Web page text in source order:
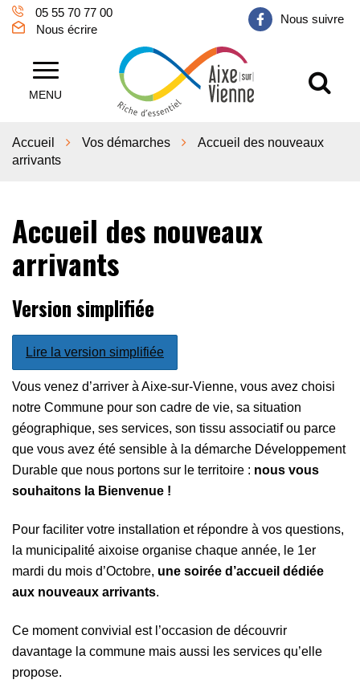
Gestion des traceurs
05 55 70 77 00
Nous écrire
Nous suivre
MENU Aixe sur Vienne
Accueil Vos démarches
Accueil des nouveaux
arrivants
Accueil des nouveaux
arrivants
Version simplifiée
Lire la version simplifiée
Vous venez d’arriver à Aixe-sur-Vienne, vous avez choisi
notre Commune pour son cadre de vie, sa situation
géographique, ses services, son tissu associatif ou parce
que vous avez été sensible à la démarche Développement
Durable que nous portons sur le territoire : nous vous
souhaitons la Bienvenue !
Pour faciliter votre installation et répondre à vos questions,
la municipalité aixoise organise chaque année, le 1er
mardi du mois d’Octobre, une soirée d’accueil dédiée
aux nouveaux arrivants.
Ce moment convivial est l’occasion de découvrir
davantage la commune mais aussi les services qu’elle
propose.